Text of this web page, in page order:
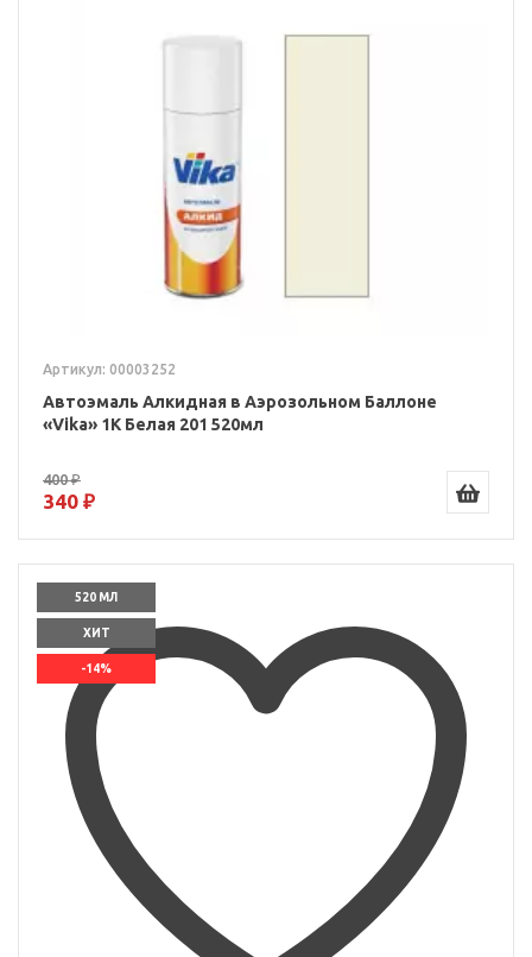
Артикул: 00003252
Автоэмаль Алкидная в Аэрозольном Баллоне
«Vika» 1K Белая 201 520мл
400 ₽
340 ₽
520 МЛ
ХИТ
-14%